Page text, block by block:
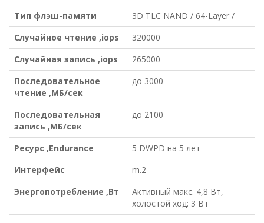
Тип флэш-памяти
3D TLC NAND / 64-Layer /
Случайное чтение ,iops
320000
Случайная запись ,iops
265000
Последовательное
чтение ,МБ/сек
до 3000
Последовательная
запись ,МБ/сек
до 2100
Ресурс ,Endurance
5 DWPD на 5 лет
Интерфейс
m.2
Энергопотребление ,Вт
Активный макс. 4,8 Вт,
холостой ход: 3 Вт